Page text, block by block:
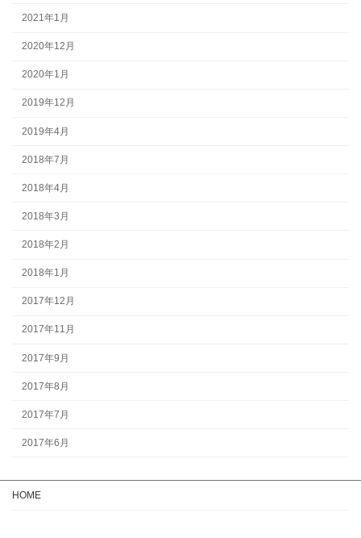
2021年1月
2020年12月
2020年1月
2019年12月
2019年4月
2018年7月
2018年4月
2018年3月
2018年2月
2018年1月
2017年12月
2017年11月
2017年9月
2017年8月
2017年7月
2017年6月
HOME